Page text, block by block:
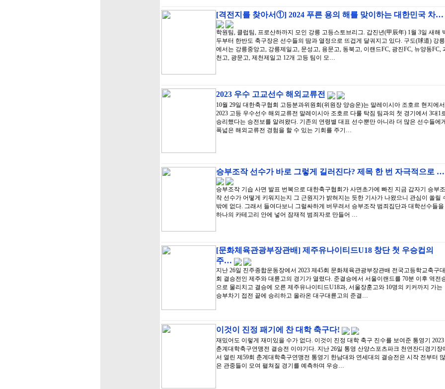
[격전지를 찾아서①] 2024 푸른 용의 해를 맞이하는 대한민국 차…
학원팀, 클럽팀, 프로산하까지 모인 강릉 고등스토브리그. 갑진년(甲辰年) 1월 3일 새해
두부터 한반도 축구장은 선수들의 땀과 열정으로 뜨겁게 달궈지고 있다. 구도(球道) 강릉
에서는 강릉중앙고, 강릉제일고, 문성고, 용문고, 동북고, 이랜드FC, 광진FC, 뉴양동FC,
천고, 광문고, 제천제일고 12개 고등 팀이 모…
2023 우수 고교선수 해외교류전
10월 29일 대한축구협회 고등분과위원회(위원장 양승운)는 말레이시아 조호르 현지에서
2023 고등 우수선수 해외교류전 말레이시아 조호르 다룰 탁짐 팀과의 첫 경기에서 3대1
승리했다는 승전보를 알려왔다. 기존의 연령별 대표 선수뿐만 아니라 더 많은 선수들에게
폭넓은 해외교류전 경험을 할 수 있는 기회를 주기…
승부조작 선수가 바로 그렇게 길러진다? 제목 한 번 자극적으로 …
승부조작 기습 사면 발표 번복으로 대한축구협회가 사면초가에 빠진 지금 갑자기 승부조
작 선수가 어떻게 키워지는지 그 근원지가 밝혀지는 듯한 기사가 나왔으니 관심이 쏠릴
밖에 없다. 그래서 들여다보니 그럴싸하게 버무려서 승부조작 범죄집단과 대학선수들을
하나의 카테고리 안에 넣어 잠재적 범죄자로 만들어 …
[문화체육관광부장관배] 제주유나이티드U18 창단 첫 우승컵의
주…
지난 26일 진주종합운동장에서 2023 제45회 문화체육관광부장관배 전국고등학교축구대
회 결승전인 제주와 대륜고의 경기가 열렸다. 준결승에서 서울이랜드를 70분 이후 역전
으로 물리치고 결승에 오른 제주유나이티드U18과, 서울장훈고와 10명의 키커까지 가는
승부차기 접전 끝에 승리하고 올라온 대구대륜고의 준결…
이것이 진정 패기에 찬 대학 축구다!
재밌어도 이렇게 재미있을 수가 없다. 이것이 진정 대학 축구 진수를 보여준 통영기 2023
춘계대학축구연맹전 결승전 이야기다. 지난 26일 통영 산양스포츠파크 천연잔디경기장
서 열린 제59회 춘계대학축구연맹전 통영기 한남대와 연세대의 결승전은 시작 전부터 많
은 관중들이 모여 펼쳐질 경기를 예측하며 우승…